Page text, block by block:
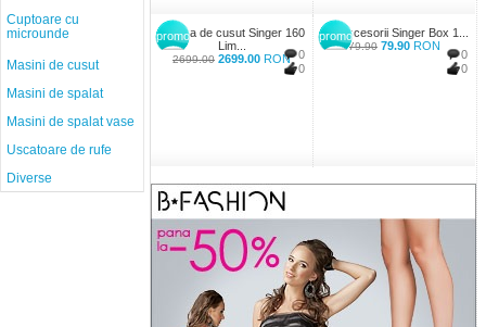
promo
0
0
Masina de cusut Singer 160
Lim...
2699.00 2699.00 RON
promo
0
0
Set accesorii Singer Box 1...
79.90 79.90 RON
Cuptoare cu
microunde
Masini de cusut
Masini de spalat
Masini de spalat vase
Uscatoare de rufe
Diverse